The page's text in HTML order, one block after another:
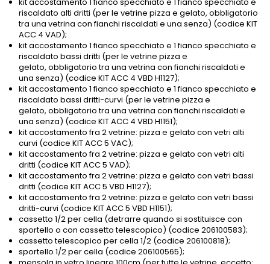
kit accostamento 1 fianco specchiato e 1 fianco specchiato e
riscaldato alti dritti (per le vetrine pizza e gelato, obbligatorio
tra una vetrina con fianchi riscaldati e una senza) (codice KIT
ACC 4 VAD);
kit accostamento 1 fianco specchiato e 1 fianco specchiato e
riscaldato bassi dritti (per le vetrine pizza e
gelato, obbligatorio tra una vetrina con fianchi riscaldati e
una senza) (codice KIT ACC 4 VBD H1127);
kit accostamento 1 fianco specchiato e 1 fianco specchiato e
riscaldato bassi dritti-curvi (per le vetrine pizza e
gelato, obbligatorio tra una vetrina con fianchi riscaldati e
una senza) (codice KIT ACC 4 VBD H1151);
kit accostamento fra 2 vetrine: pizza e gelato con vetri alti
curvi (codice KIT ACC 5 VAC);
kit accostamento fra 2 vetrine: pizza e gelato con vetri alti
dritti (codice KIT ACC 5 VAD);
kit accostamento fra 2 vetrine: pizza e gelato con vetri bassi
dritti (codice KIT ACC 5 VBD H1127);
kit accostamento fra 2 vetrine: pizza e gelato con vetri bassi
dritti-curvi (codice KIT ACC 5 VBD H1151);
cassetto 1/2 per cella (detrarre quando si sostituisce con
sportello o con cassetto telescopico) (codice 206100583);
cassetto telescopico per cella 1/2 (codice 206100818);
sportello 1/2 per cella (codice 206100565);